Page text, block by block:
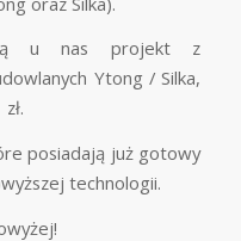
u nas projekt z
Ytong / Silka,
posiadają już gotowy
technologii.